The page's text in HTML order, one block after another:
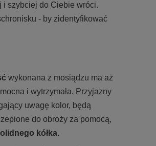
i szybciej do Ciebie wróci.
- by zidentyfikować
wykonana z mosiądzu ma aż
i wytrzymała. Przyjazny
uwagę kolor, będą
do obroży za pomocą,
kółka.